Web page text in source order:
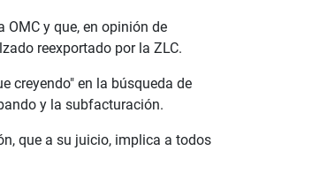
y que, en opinión de
reexportado por la ZLC.
creyendo" en la búsqueda de
y la subfacturación.
que a su juicio, implica a todos